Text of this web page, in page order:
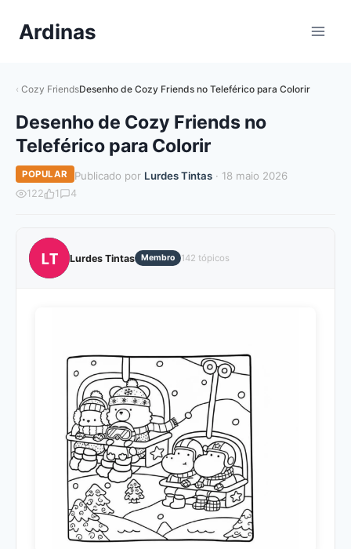
paraArdinas
Cozy FriendsDesenho de Cozy Friends no Teleférico para Colorir
Desenho de Cozy Friends no
Teleférico para Colorir
POPULAR Publicado por Lurdes Tintas· 18 maio 2026
122 1 4
LT Lurdes Tintas Membro 142 tópicos